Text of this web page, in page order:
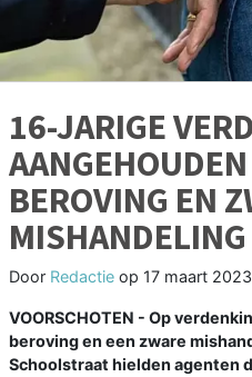
16-JARIGE
BEROVING EN
MISHANDELING
Door Redactie op 17 maart
VOORSCHOTEN - Op
beroving en een zware
Schoolstraat hielden agenten